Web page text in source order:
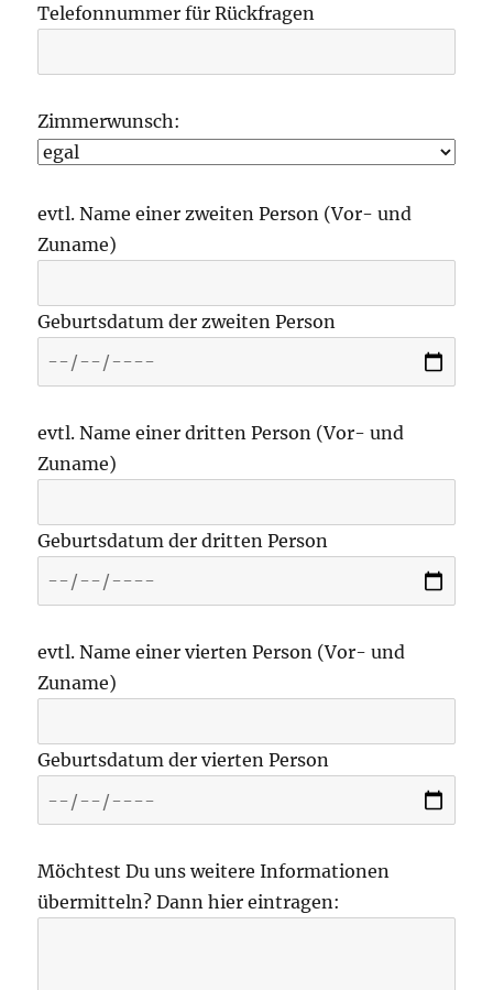
Telefonnummer für Rückfragen
Zimmerwunsch:
evtl. Name einer zweiten Person (Vor- und
Zuname)
Geburtsdatum der zweiten Person
evtl. Name einer dritten Person (Vor- und
Zuname)
Geburtsdatum der dritten Person
evtl. Name einer vierten Person (Vor- und
Zuname)
Geburtsdatum der vierten Person
Möchtest Du uns weitere Informationen
übermitteln? Dann hier eintragen: